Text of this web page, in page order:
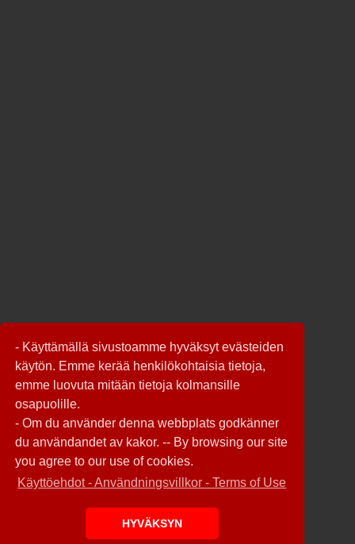
- Käyttämällä sivustoamme hyväksyt evästeiden
käytön. Emme kerää henkilökohtaisia tietoja,
emme luovuta mitään tietoja kolmansille
osapuolille.
- Om du använder denna webbplats godkänner
du användandet av kakor. -- By browsing our site
you agree to our use of cookies.
Käyttöehdot - Användningsvillkor - Terms of Use
HYVÄKSYN